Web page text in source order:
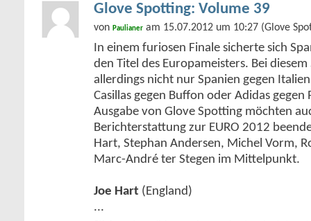
Glove Spotting: Volume 39
von Paulianer am 15.07.2012 um 10:27 (Glove
In einem furiosen Finale sicherte sich
den Titel des Europameisters. Bei diesem
allerdings nicht nur Spanien gegen
Casillas gegen Buffon oder Adidas
Ausgabe von Glove Spotting möchten
Berichterstattung zur EURO 2012
Hart, Stephan Andersen, Michel Vorm,
Marc-André ter Stegen im Mittelpunkt.
Joe Hart (England)
...